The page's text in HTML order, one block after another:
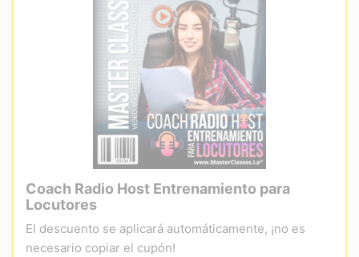
Coach Radio Host Entrenamiento para
Locutores
El descuento se aplicará automáticamente, ¡no es
necesario copiar el cupón!